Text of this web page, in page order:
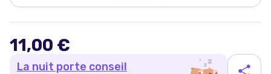
11,00 €
La nuit porte conseil